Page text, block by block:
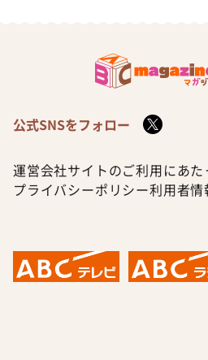
公式SNSをフォロー
運営会社サイトのご利用にあた
プライバシーポリシー利用者情